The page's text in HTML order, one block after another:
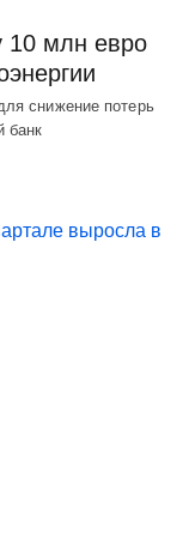
10 млн евро
снижение потерь
банк